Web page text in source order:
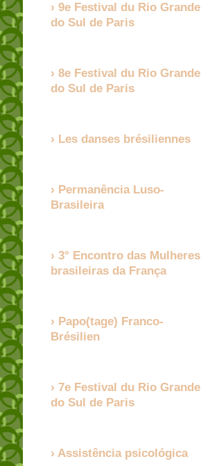
9e Festival du Rio Grande
do Sul de Paris
8e Festival du Rio Grande
do Sul de Paris
Les danses brésiliennes
Permanência Luso-
Brasileira
3° Encontro das Mulheres
brasileiras da França
Papo(tage) Franco-
Brésilien
7e Festival du Rio Grande
do Sul de Paris
Assistência psicológica